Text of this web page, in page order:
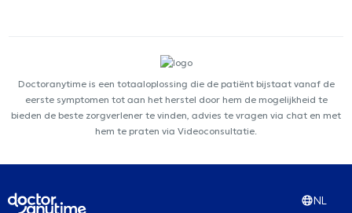
Doctoranytime is een totaaloplossing die de patiënt bijstaat vanaf de
eerste symptomen tot aan het herstel door hem de mogelijkheid te
bieden de beste zorgverlener te vinden, advies te vragen via chat en met
hem te praten via Videoconsultatie.
NL